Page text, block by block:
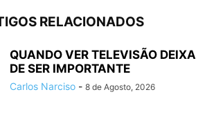
RELACIONADOS
QUANDO VER TELEVISÃO DEIXA
DE SER IMPORTANTE
Carlos Narciso - 8 de Agosto, 2026